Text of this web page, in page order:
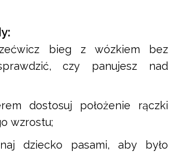
bieg z wózkiem bez
czy panujesz nad
dostosuj położenie rączki
wzrostu;
dziecko pasami, aby było